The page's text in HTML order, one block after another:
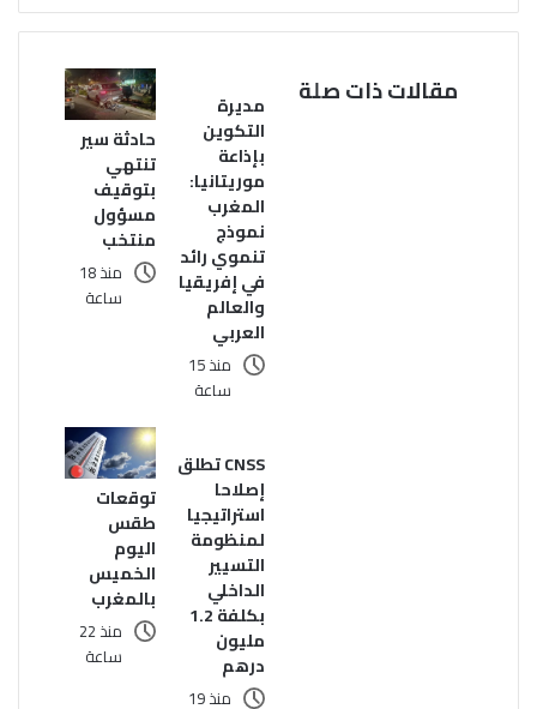
مقالات ذات صلة
مديرة
التكوين
بإذاعة
موريتانيا:
المغرب
نموذج
تنموي رائد
في إفريقيا
والعالم
العربي
منذ 15
ساعة
حادثة سير
تنتهي
بتوقيف
مسؤول
منتخب
منذ 18
ساعة
CNSS تطلق
إصلاحا
استراتيجيا
لمنظومة
التسيير
الداخلي
بكلفة 1.2
مليون
درهم
منذ 19
توقعات
طقس
اليوم
الخميس
بالمغرب
منذ 22
ساعة